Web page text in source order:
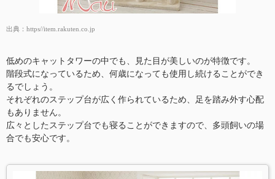
出典： https//item.rakuten.co.jp
低めのキャットタワーの中でも、見た目が美しいのが特徴です。
階段式になっているため、何歳になっても使用し続けることができ
るでしょう。
それぞれのステップ台が広く作られているため、足を踏み外す心配
もありません。
広々としたステップ台でも寝ることができますので、多頭飼いの場
合でも安心です。